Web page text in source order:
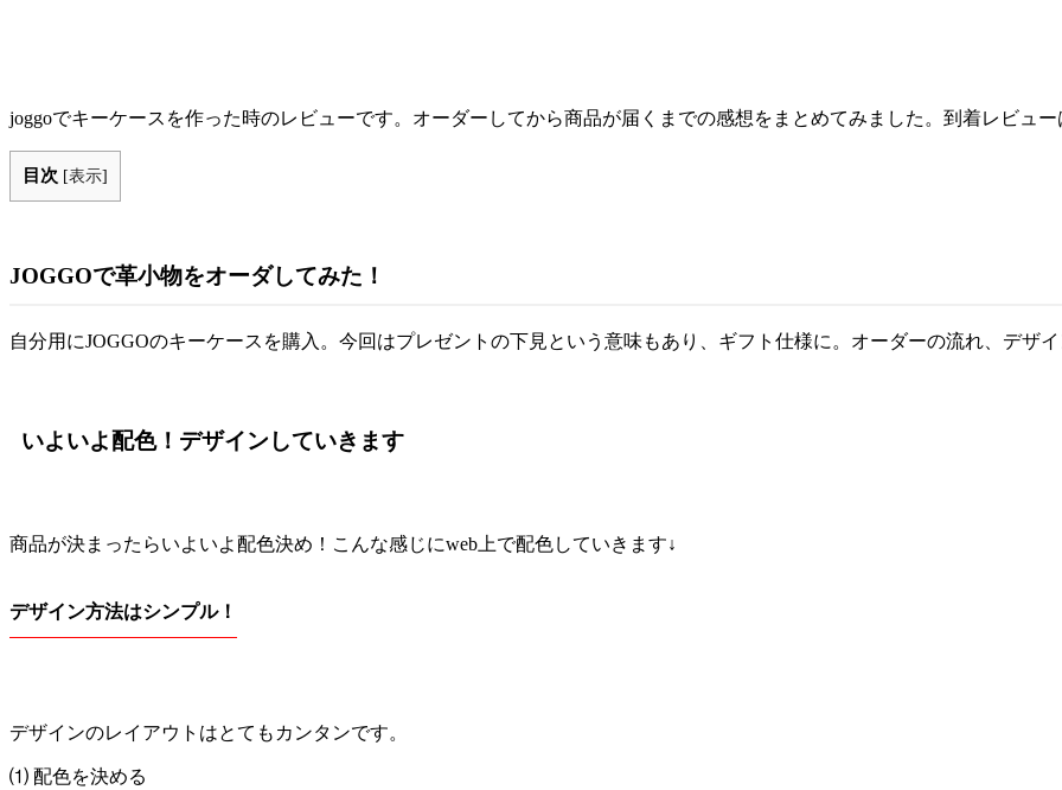
joggoでキーケースを作った時のレビューです。オーダーしてから商品が届くまでの感想をまとめてみました。到着レビュー
目次 [表示]
JOGGOで革小物をオーダしてみた！
自分用にJOGGOのキーケースを購入。今回はプレゼントの下見という意味もあり、ギフト仕様に。オーダーの流れ、デザ
いよいよ配色！デザインしていきます
商品が決まったらいよいよ配色決め！こんな感じにweb上で配色していきます↓
デザイン方法はシンプル！
デザインのレイアウトはとてもカンタンです。
⑴ 配色を決める